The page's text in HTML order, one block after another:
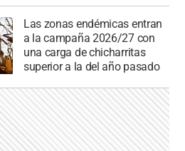
Las zonas endémicas entran
a la campaña 2026/27 con
una carga de chicharritas
superior a la del año pasado